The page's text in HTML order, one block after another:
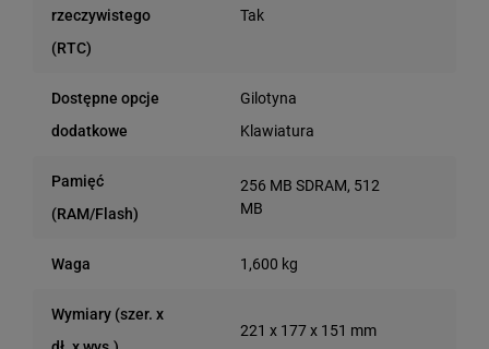
rzeczywistego
(RTC)
Tak
Dostępne opcje
dodatkowe
Gilotyna
Klawiatura
Pamięć
(RAM/Flash)
256 MB SDRAM, 512
MB
Waga 1,600 kg
Wymiary (szer. x
221 x 177 x 151 mm